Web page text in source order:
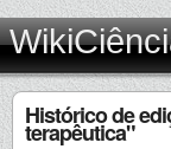
Histórico de
terapêutica"